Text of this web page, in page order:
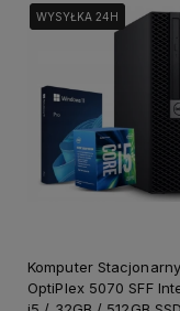
WYSYŁKA 24H
WYSYŁKA 24H
Komputer
OptiPlex 5070 SFF